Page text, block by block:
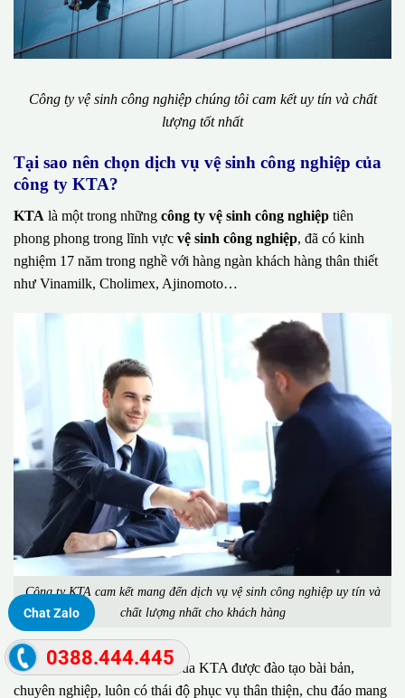
Công ty vệ sinh công nghiệp chúng tôi cam kết uy tín và chất
lượng tốt nhất
Tại sao nên chọn dịch vụ vệ sinh công nghiệp của
công ty KTA?
KTA là một trong những công ty vệ sinh công nghiệp tiên
phong phong trong lĩnh vực vệ sinh công nghiệp, đã có kinh
nghiệm 17 năm trong nghề với hàng ngàn khách hàng thân thiết
như Vinamilk, Cholimex, Ajinomoto…
Công ty KTA cam kết mang đến dịch vụ vệ sinh công nghiệp uy tín và
chất lượng nhất cho khách hàng
Đặc biệt, đội ngũ nhân viên của KTA được đào tạo bài bản,
chuyên nghiệp, luôn có thái độ phục vụ thân thiện, chu đáo mang
Chat Zalo
0388.444.445